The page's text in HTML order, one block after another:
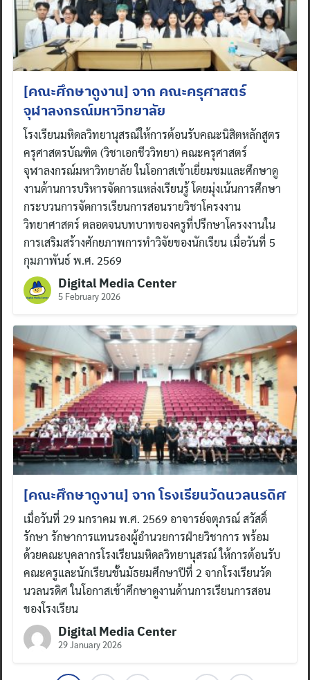
for:
[คณะศึกษาดูงาน] จาก คณะครุศาสตร์
จุฬาลงกรณ์มหาวิทยาลัย
โรงเรียนมหิดลวิทยานุสรณ์ให้การต้อนรับคณะนิสิตหลักสูตร
ครุศาสตรบัณฑิต (วิชาเอกชีววิทยา) คณะครุศาสตร์
จุฬาลงกรณ์มหาวิทยาลัย ในโอกาสเข้าเยี่ยมชมและศึกษาดู
งานด้านการบริหารจัดการแหล่งเรียนรู้ โดยมุ่งเน้นการศึกษา
กระบวนการจัดการเรียนการสอนรายวิชาโครงงาน
วิทยาศาสตร์ ตลอดจนบทบาทของครูที่ปรึกษาโครงงานใน
การเสริมสร้างศักยภาพการทำวิจัยของนักเรียน เมื่อวันที่ 5
กุมภาพันธ์ พ.ศ. 2569
Digital Media Center
5 February 2026
[คณะศึกษาดูงาน] จาก โรงเรียนวัดนวลนรดิศ
เมื่อวันที่ 29 มกราคม พ.ศ. 2569 อาจารย์จตุภรณ์ สวัสดิ์
รักษา รักษาการแทนรองผู้อำนวยการฝ่ายวิชาการ พร้อม
ด้วยคณะบุคลากรโรงเรียนมหิดลวิทยานุสรณ์ ให้การต้อนรับ
คณะครูและนักเรียนชั้นมัธยมศึกษาปีที่ 2 จากโรงเรียนวัด
นวลนรดิศ ในโอกาสเข้าศึกษาดูงานด้านการเรียนการสอน
ของโรงเรียน
Digital Media Center
29 January 2026